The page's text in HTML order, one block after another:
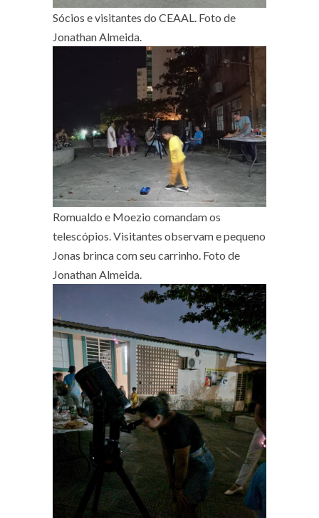
Sócios e visitantes do CEAAL. Foto de
Jonathan Almeida.
Romualdo e Moezio comandam os
telescópios. Visitantes observam e pequeno
Jonas brinca com seu carrinho. Foto de
Jonathan Almeida.